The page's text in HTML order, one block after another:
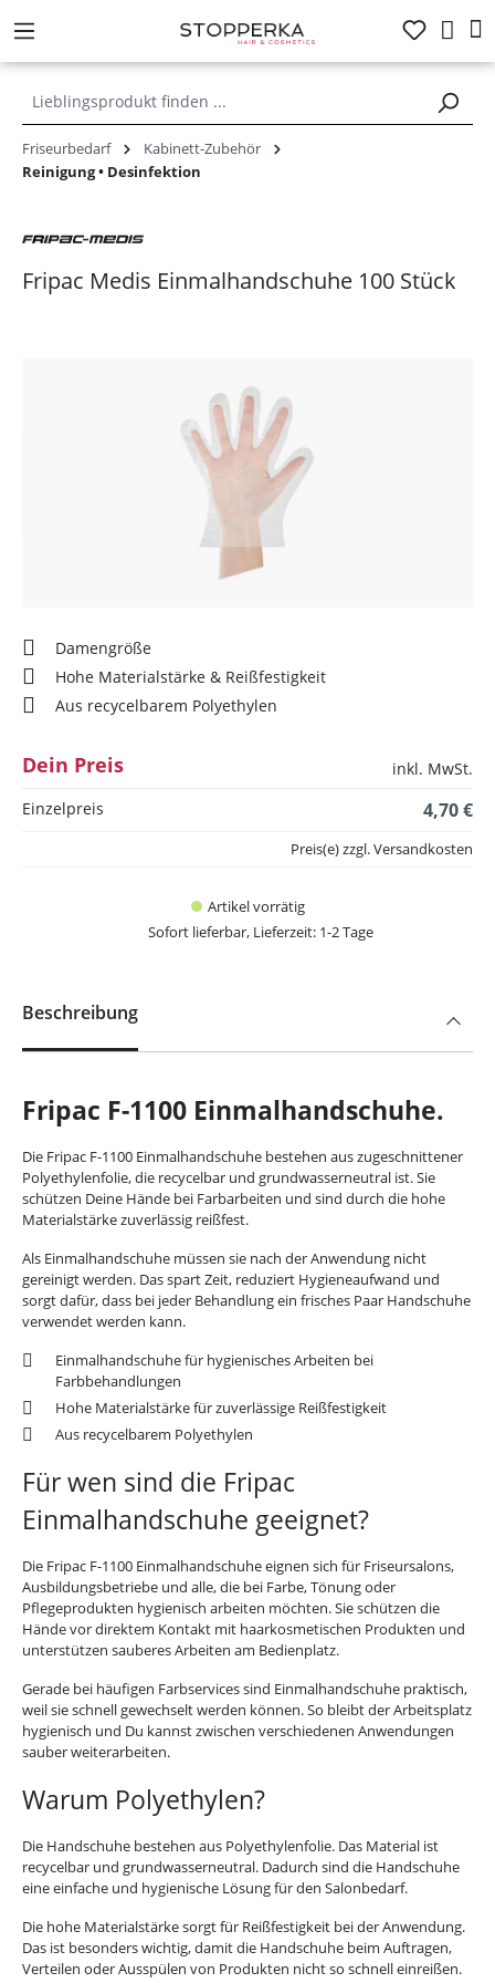
springen
Friseurbedarf
Kabinett-Zubehör
Reinigung • Desinfektion
Fripac Medis Einmalhandschuhe 100 Stück
Damengröße
Hohe Materialstärke & Reißfestigkeit
Aus recycelbarem Polyethylen
Dein Preis
inkl. MwSt.
Einzelpreis
4,70 €
Artikel vorrätig
Sofort lieferbar, Lieferzeit: 1-2 Tage
Preis(e) zzgl. Versandkosten
Beschreibung
Fripac F-1100 Einmalhandschuhe.
Die Fripac F-1100 Einmalhandschuhe bestehen aus zugeschnittener
Polyethylenfolie, die recycelbar und grundwasserneutral ist. Sie
schützen Deine Hände bei Farbarbeiten und sind durch die hohe
Materialstärke zuverlässig reißfest.
Als Einmalhandschuhe müssen sie nach der Anwendung nicht
gereinigt werden. Das spart Zeit, reduziert Hygieneaufwand und
sorgt dafür, dass bei jeder Behandlung ein frisches Paar Handschuhe
verwendet werden kann.
Einmalhandschuhe für hygienisches Arbeiten bei
Farbbehandlungen
Hohe Materialstärke für zuverlässige Reißfestigkeit
Aus recycelbarem Polyethylen
Für wen sind die Fripac
Einmalhandschuhe geeignet?
Die Fripac F-1100 Einmalhandschuhe eignen sich für Friseursalons,
Ausbildungsbetriebe und alle, die bei Farbe, Tönung oder
Pflegeprodukten hygienisch arbeiten möchten. Sie schützen die
Hände vor direktem Kontakt mit haarkosmetischen Produkten und
unterstützen sauberes Arbeiten am Bedienplatz.
Gerade bei häufigen Farbservices sind Einmalhandschuhe praktisch,
weil sie schnell gewechselt werden können. So bleibt der Arbeitsplatz
hygienisch und Du kannst zwischen verschiedenen Anwendungen
sauber weiterarbeiten.
Warum Polyethylen?
Die Handschuhe bestehen aus Polyethylenfolie. Das Material ist
recycelbar und grundwasserneutral. Dadurch sind die Handschuhe
eine einfache und hygienische Lösung für den Salonbedarf.
Die hohe Materialstärke sorgt für Reißfestigkeit bei der Anwendung.
Das ist besonders wichtig, damit die Handschuhe beim Auftragen,
Verteilen oder Ausspülen von Produkten nicht so schnell einreißen.